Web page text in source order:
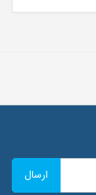
ارسال